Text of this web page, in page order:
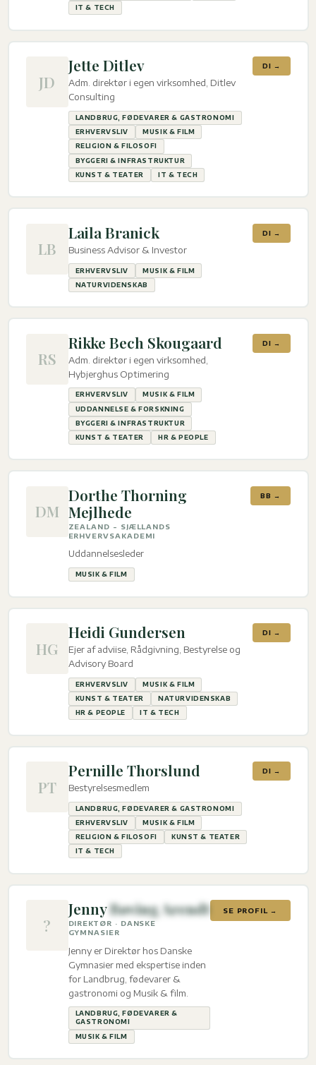
IT & TECH
JD
Jette Ditlev
Adm. direktør i egen virksomhed, Ditlev
Consulting
LANDBRUG, FØDEVARER & GASTRONOMI
ERHVERVSLIV
MUSIK & FILM
RELIGION & FILOSOFI
BYGGERI & INFRASTRUKTUR
KUNST & TEATER
IT & TECH
DI →
LB
Laila Branick
Business Advisor & Investor
ERHVERVSLIV
MUSIK & FILM
NATURVIDENSKAB
DI →
RS
Rikke Bech Skougaard
Adm. direktør i egen virksomhed,
Hybjerghus Optimering
ERHVERVSLIV
MUSIK & FILM
UDDANNELSE & FORSKNING
BYGGERI & INFRASTRUKTUR
KUNST & TEATER
HR & PEOPLE
DI →
DM
Dorthe Thorning
Mejlhede
ZEALAND - SJÆLLANDS
ERHVERVSAKADEMI
Uddannelsesleder
MUSIK & FILM
BB →
HG
Heidi Gundersen
Ejer af adviise, Rådgivning, Bestyrelse og
Advisory Board
ERHVERVSLIV
MUSIK & FILM
KUNST & TEATER
NATURVIDENSKAB
HR & PEOPLE
IT & TECH
DI →
PT
Pernille Thorslund
Bestyrelsesmedlem
LANDBRUG, FØDEVARER & GASTRONOMI
ERHVERVSLIV
MUSIK & FILM
RELIGION & FILOSOFI
KUNST & TEATER
IT & TECH
DI →
?
JennyBøving Arendt
DIREKTØR · DANSKE
GYMNASIER
Jenny er Direktør hos Danske
Gymnasier med ekspertise inden
for Landbrug, fødevarer &
gastronomi og Musik & film.
LANDBRUG, FØDEVARER &
GASTRONOMI
MUSIK & FILM
SE PROFIL →